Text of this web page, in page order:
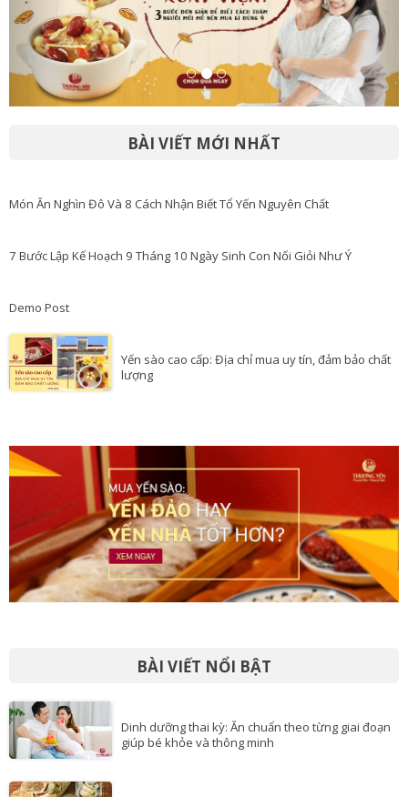
BÀI VIẾT MỚI NHẤT
Món Ăn Nghìn Đô Và 8 Cách Nhận Biết Tổ Yến Nguyên Chất
7 Bước Lập Kế Hoạch 9 Tháng 10 Ngày Sinh Con Nối Giỏi Như Ý
Demo Post
Yến sào cao cấp: Địa chỉ mua uy tín, đảm bảo chất
lượng
BÀI VIẾT NỔI BẬT
Dinh dưỡng thai kỳ: Ăn chuẩn theo từng giai đoạn
giúp bé khỏe và thông minh